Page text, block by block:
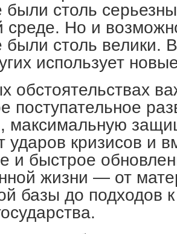
были столь
среде. Но и
были столь велики.
использует
обстоятельствах
поступательное
максимальную
ударов кризисов и
и быстрое
жизни — от
базы до подходов